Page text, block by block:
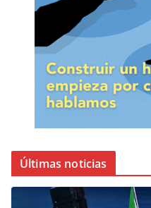
Últimas noticias